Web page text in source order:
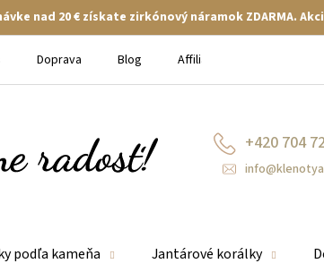
nad 20 € získate zirkónový náramok ZDARMA.
Doprava Blog Affiliate
+420 704
podľa kameňa Jantárové korálky